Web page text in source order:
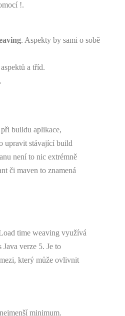
!.
. Aspekty by sami o sobě
a tříd.
buildu aplikace,
upravit stávající build
není to nic extrémně
či maven to znamená
time weaving využívá
Java verze 5. Je to
který může ovlivnit
minimum.